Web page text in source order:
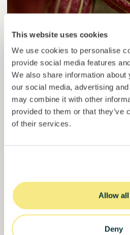
This website uses cookies
We use cookies to personalise
provide social media features
We also share information
our social media, advertising
may combine it with other
provided to them or that they’ve
of their services.
Allow all
Deny
Colcocoa II
Cacao certificado para
Préstamo
Sistemas
Invertido = 15157938